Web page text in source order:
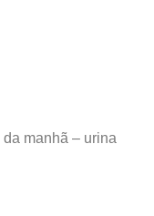
manhã – urina